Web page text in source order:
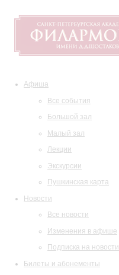
Афиша
Все события
Большой зал
Малый зал
Лекции
Экскурсии
Пушкинская карта
Новости
Все новости
Изменения в афише
Подписка на новости
Билеты и абонементы